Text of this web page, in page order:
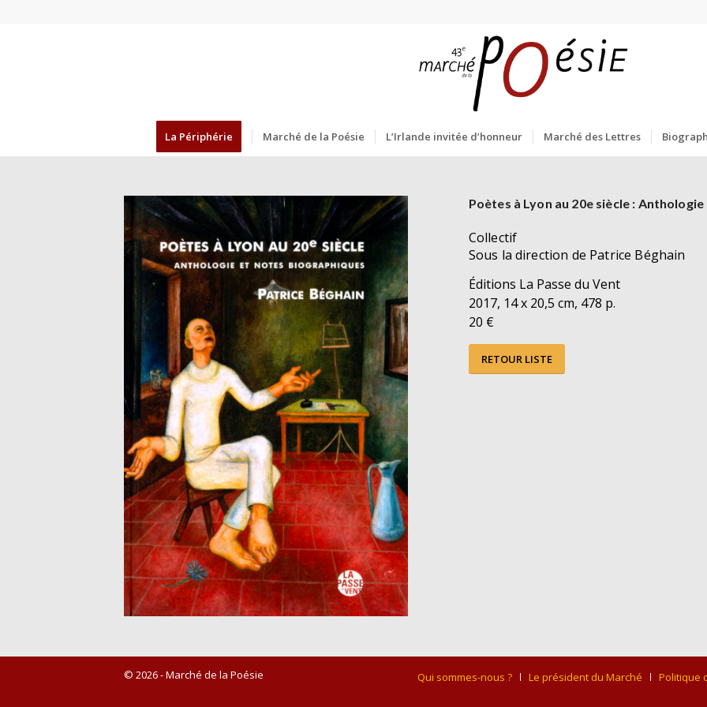
La Périphérie Marché de la Poésie L’Irlande invitée d’honneur Marché des Lettres
Poètes à Lyon au 20e siècle :
Collectif
Sous la direction de Patrice Béghain
Éditions La Passe du Vent
2017, 14 x 20,5 cm, 478 p.
20 €
RETOUR LISTE
© 2026 - Marché de la Poésie Qui sommes-nous ? Le président du Marché Politique